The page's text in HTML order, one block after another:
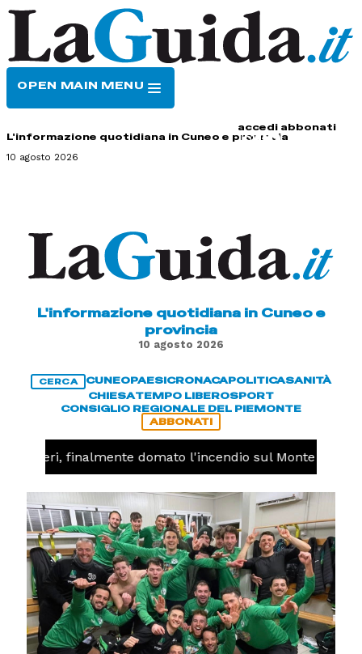
OPEN MAIN MENU
accedi abbonati
L'informazione quotidiana in Cuneo e provincia
10 agosto 2026
L'informazione quotidiana in Cuneo e
provincia
10 agosto 2026
CERCA CUNEOPAESICRONACAPOLITICASANITÀ
CHIESATEMPO LIBEROSPORT
CONSIGLIO REGIONALE DEL PIEMONTE
ABBONATI
Valdieri, finalmente domato l'incendio sul Monte Piastra